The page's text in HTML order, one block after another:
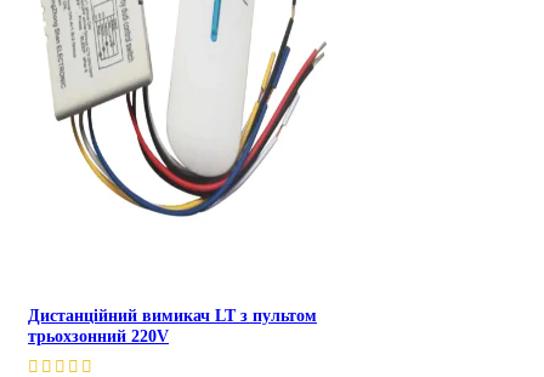
Дистанційний вимикач LT з пультом
трьохзонний 220V